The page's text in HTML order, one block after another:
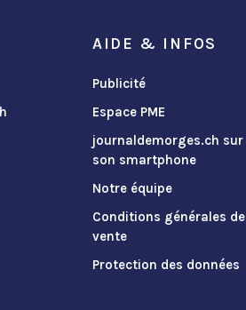
AIDE & INFOS
Publicité
Espace PME
journaldemorges.ch sur
son smartphone
Notre équipe
Conditions générales de
vente
Protection des données